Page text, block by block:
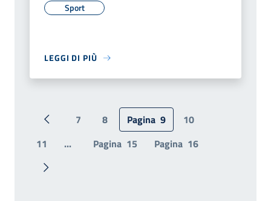
Sport
LEGGI DI PIÙ
Pagina precedente
7 8 Pagina 9
10
11
... Pagina 15 Pagina 16
Pagina successiva